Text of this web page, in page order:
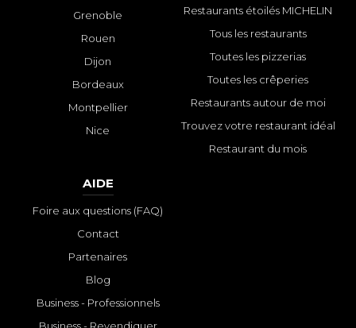
Grenoble
Rouen
Dijon
Bordeaux
Montpellier
Nice
Restaurants étoilés MICHELIN
Tous les restaurants
Toutes les pizzerias
Toutes les crêperies
Restaurants autour de moi
Trouvez votre restaurant idéal
Restaurant du mois
AIDE
Foire aux questions (FAQ)
Contact
Partenaires
Blog
Business - Professionnels
Business - Revendiquer